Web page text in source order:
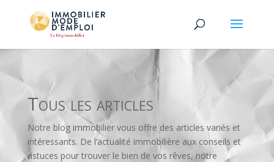
Tous les articles
Notre blogimmobiliervous offre des articles variés et
intéressants. De l‘actualité immobilière auxconseils et
astuces pourtrouverle bien de vos rêves,notre